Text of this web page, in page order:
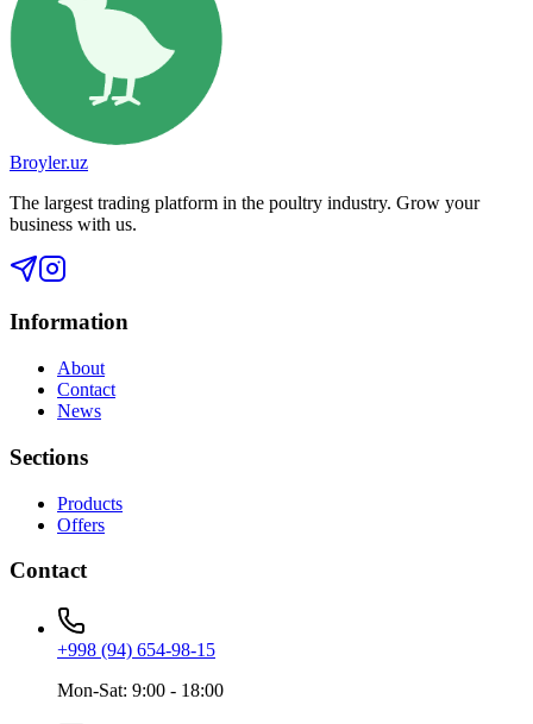
Broyler.uz
The largest trading platform in the poultry industry. Grow your
business with us.
Information
About
Contact
News
Sections
Products
Offers
Contact
+998 (94) 654-98-15
Mon-Sat: 9:00 - 18:00